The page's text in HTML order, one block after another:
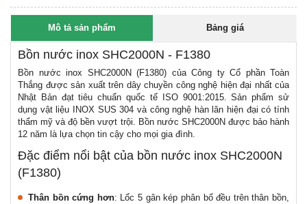
Mô tả sản phẩm Bảng giá
Bồn nước inox SHC2000N - F1380
Bồn nước inox SHC2000N (F1380) của Công ty Cổ phần Toàn
Thắng được sản xuất trên dây chuyền công nghệ hiện đại nhất của
Nhật Bản đạt tiêu chuẩn quốc tế ISO 9001:2015. Sản phẩm sử
dụng vật liệu INOX SUS 304 và công nghệ hàn lăn hiện đại có tính
thẩm mỹ và độ bền vượt trội. Bồn nước SHC2000N được bảo hành
12 năm là lựa chọn tin cậy cho mọi gia đình.
Đặc điểm nổi bật của bồn nước inox SHC2000N
(F1380)
Thân bồn cứng hơn: Lốc 5 gân kép phân bố đều trên thân bồn,